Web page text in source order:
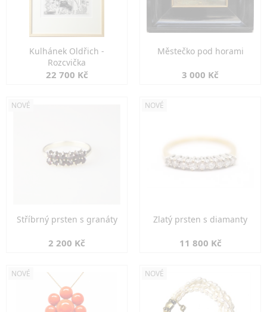
Kulhánek Oldřich -
Rozcvička
22 700 Kč
Městečko pod horami
3 000 Kč
NOVÉ
Stříbrný prsten s granáty
2 200 Kč
NOVÉ
Zlatý prsten s diamanty
11 800 Kč
NOVÉ NOVÉ